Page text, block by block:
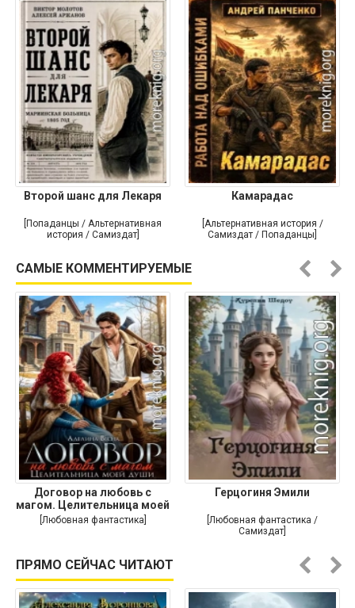
Второй шанс для Лекаря
[Попаданцы / Альтернативная
история / Самиздат]
Камарадас
[Альтернативная история /
Самиздат / Попаданцы]
САМЫЕ КОММЕНТИРУЕМЫЕ
Договор на любовь с
магом. Целительница моей
души
[Любовная фантастика]
Герцогиня Эмили
[Любовная фантастика /
Самиздат]
ПРЯМО СЕЙЧАС ЧИТАЮТ